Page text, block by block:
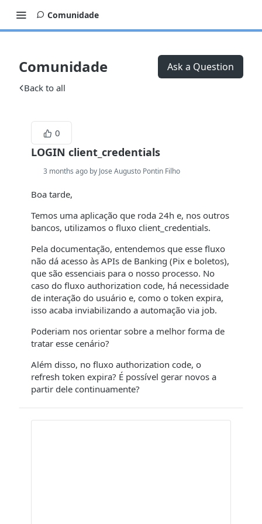
Comunidade
Comunidade Ask a Question
Back to all
0
LOGIN client_credentials
3 months ago by Jose Augusto Pontin Filho
Boa tarde,
Temos uma aplicação que roda 24h e, nos outros
bancos, utilizamos o fluxo client_credentials.
Pela documentação, entendemos que esse fluxo
não dá acesso às APIs de Banking (Pix e boletos),
que são essenciais para o nosso processo. No
caso do fluxo authorization code, há necessidade
de interação do usuário e, como o token expira,
isso acaba inviabilizando a automação via job.
Poderiam nos orientar sobre a melhor forma de
tratar esse cenário?
Além disso, no fluxo authorization code, o
refresh token expira? É possível gerar novos a
partir dele continuamente?